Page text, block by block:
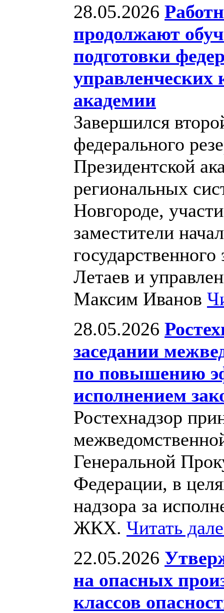
28.05.2026
продолжают
подготовки
управленческих
академии
Завершился
федерального
Президентской
региональных
Новгороде,
заместители
Летаев и
Максим Иванов
28.05.2026
заседании
по повышению
исполнением
Ростехнадзор
Генеральной
Федерации, в
надзора за
ЖКХ. Читать
22.05.2026
на опасных
классов